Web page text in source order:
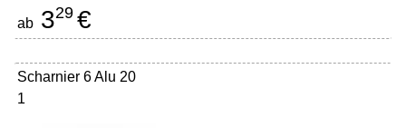
ab 329 €
Scharnier 6 Alu 20
1